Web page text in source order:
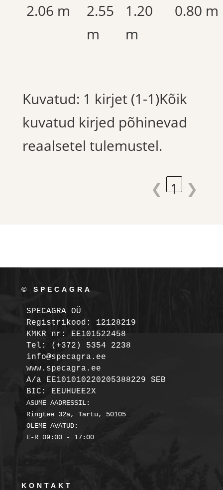
2.06 m
2.55
m
1.20
m
0.80 m
Kuvatud: 1 kirjet (1-1)Kõik
kuvatud kirjed põhinevad
reaalsetel tulemustel.
❮ 1 ❯
© SPECAGRA
SPECAGRA OÜ
Registrikood: 12128219
KMKR nr: EE101522458
Tel: (+372) 5354 2238
info@specagra.ee
A/a EE101010220205388229 SEB
BIC: EEUHUEE2X
ASUME AADRESSIL:
Ringtee 32a, Tartu, 50105
OLEME AVATUD:
E-R 09:00 - 17:00
KONTAKT